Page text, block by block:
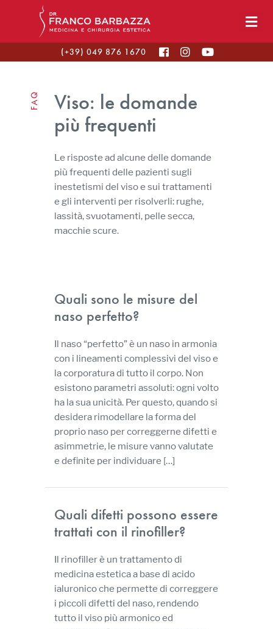
(+39) 049 876 1670
FAQ
Viso: le domande
più frequenti
Le risposte ad alcune delle domande
più frequenti delle pazienti sugli
inestetismi del viso e sui trattamenti
e gli interventi per risolverli: rughe,
lassità, svuotamenti, pelle secca,
macchie scure.
Quali sono le misure del
naso perfetto?
Il naso “perfetto” è un naso in armonia
con i lineamenti complessivi del viso e
la corporatura di tutto il corpo. Non
esistono parametri assoluti: ogni volto
ha la sua unicità. Per questo, quando si
desidera rimodellare la forma del
proprio naso per correggerne difetti e
asimmetrie, le misure vanno valutate
e definite per individuare […]
Quali difetti possono essere
trattati con il rinofiller?
Il rinofiller è un trattamento di
medicina estetica a base di acido
ialuronico che permette di correggere
i piccoli difetti del naso, rendendo
tutto il viso più armonico ed